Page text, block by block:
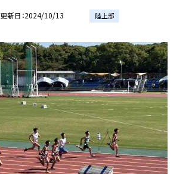
更新日 2024/10/13 陸上部